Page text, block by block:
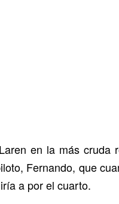
en la más cruda
Fernando, que
a por el cuarto.